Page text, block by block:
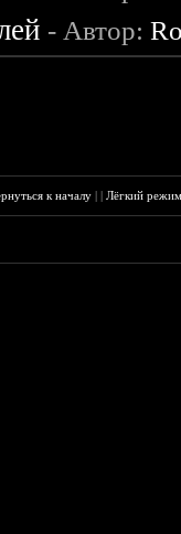
- Автор:
к началу ||Лёгкий